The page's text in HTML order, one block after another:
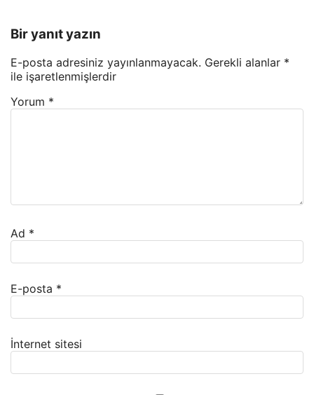
Bir yanıt yazın
E-posta adresiniz yayınlanmayacak. Gerekli alanlar *
ile işaretlenmişlerdir
Yorum *
Ad *
E-posta *
İnternet sitesi